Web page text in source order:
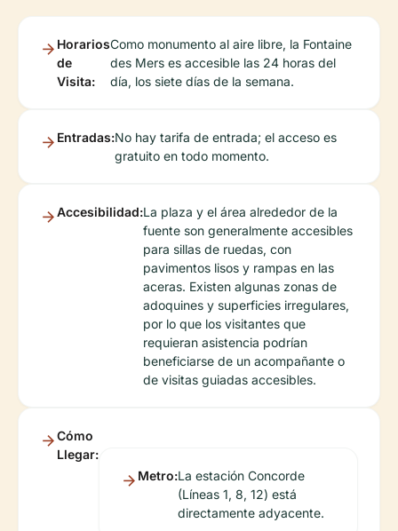
Horarios
de
Visita:
Como monumento al aire libre, la Fontaine
des Mers es accesible las 24 horas del
día, los siete días de la semana.
Entradas:No hay tarifa de entrada; el acceso es
gratuito en todo momento.
Accesibilidad:La plaza y el área alrededor de la
fuente son generalmente accesibles
para sillas de ruedas, con
pavimentos lisos y rampas en las
aceras. Existen algunas zonas de
adoquines y superficies irregulares,
por lo que los visitantes que
requieran asistencia podrían
beneficiarse de un acompañante o
de visitas guiadas accesibles.
Cómo
Llegar:
Metro:La estación Concorde
(Líneas 1, 8, 12) está
directamente adyacente.